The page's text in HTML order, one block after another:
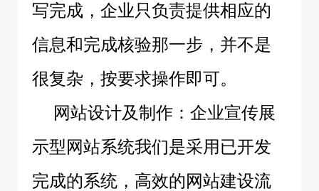
写完成，企业只负责提供相应的
信息和完成核验那一步，并不是
很复杂，按要求操作即可。
网站设计及制作：企业宣传展
示型网站系统我们是采用已开发
完成的系统，高效的网站建设流